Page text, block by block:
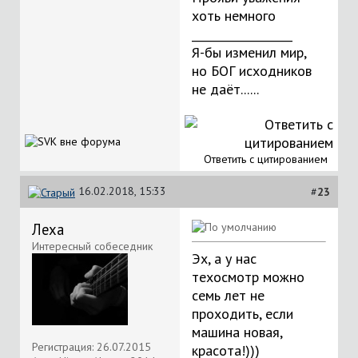
хоть немного
Я-бы изменил мир,
но БОГ исходников
не даёт......
Ответить с цитированием
16.02.2018, 15:33 #23
Леха
Интересный собеседник
Регистрация: 26.07.2015
Эх, а у нас
техосмотр можно
семь лет не
проходить, если
машина новая,
красота!)))